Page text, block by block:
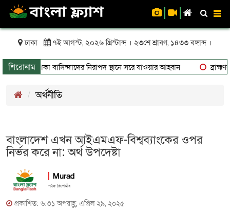
ঢাকা ৭ই আগস্ট, ২০২৬ খ্রিস্টাব্দ । ২৩শে শ্রাবণ, ১৪৩৩ বঙ্গাব্দ ।
শিরোনাম
ঝুঁকিতে থাকা বাসিন্দাদের নিরাপদ স্থানে সরে যাওয়ার আহ্বান
অর্থনীতি
বাংলাদেশ এখন আইএমএফ-বিশ্বব্যাংকের ওপর
নির্ভর করে না: অর্থ উপদেষ্টা
Murad
স্টাফ রিপোর্টার
প্রকাশিত: ৬:৩১ অপরাহ্ণ, এপ্রিল ২৯, ২০২৫